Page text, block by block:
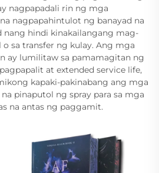
nagpapadali rin ng mga
nagpapahintulot ng banayad na
hindi kinakailangang mag-
o sa transfer ng kulay. Ang mga
ay lumilitaw sa pamamagitan ng
at extended service life,
kapaki-pakinabang ang mga
pinaputol ng spray para sa mga
na antas ng paggamit.